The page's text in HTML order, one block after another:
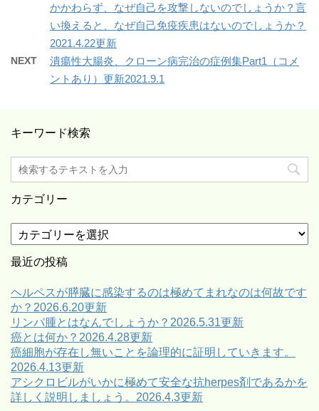
かかわらず、なぜ自己を攻撃しないのでしょうか？言
い換えると、なぜ自己免疫疾患はないのでしょうか？
2021.4.22更新
NEXT
潰瘍性大腸炎、クローン病完治の症例集Part1（コメ
ントあり）更新2021.9.1
キーワード検索
カテゴリー
テ
ゴ
ー
最近の投稿
ヘルペスが膵臓に感染するのは極めてまれなのは何故です
か？2026.6.20更新
リンパ腫とはなんでしょうか？2026.5.31更新
癌とは何か？2026.4.28更新
癌細胞が存在し無いことを論理的に証明していきます。
2026.4.13更新
アシクロビルがいかに極めて安全な抗herpes剤であるかを
詳しく説明しましょう。2026.4.3更新